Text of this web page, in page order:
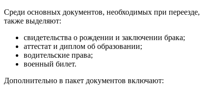
Среди основных документов, необходимых при переезде,
также выделяют:
свидетельства о рождении и заключении брака;
аттестат и диплом об образовании;
водительские права;
военный билет.
Дополнительно в пакет документов включают: